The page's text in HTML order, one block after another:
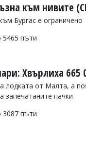
към нивите
Бургас е ограничено
5465 пъти
Хвърлиха 665
лодката от Малта, а
запечатаните пачки
3087 пъти